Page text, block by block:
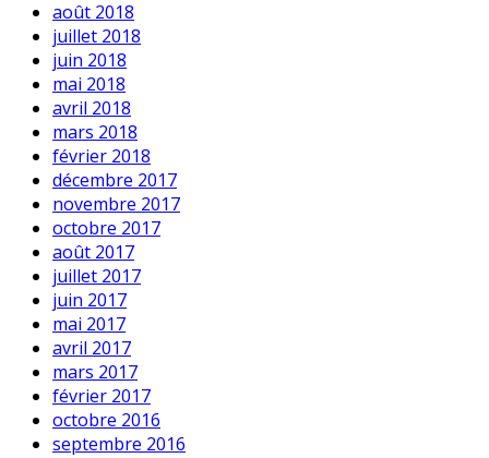
août 2018
juillet 2018
juin 2018
mai 2018
avril 2018
mars 2018
février 2018
décembre 2017
novembre 2017
octobre 2017
août 2017
juillet 2017
juin 2017
mai 2017
avril 2017
mars 2017
février 2017
octobre 2016
septembre 2016